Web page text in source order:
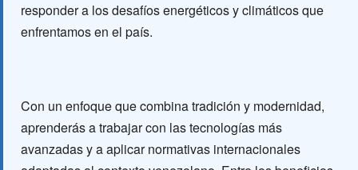
responder a los desafíos energéticos y climáticos que
enfrentamos en el país.
Con un enfoque que combina tradición y modernidad,
aprenderás a trabajar con las tecnologías más
avanzadas y a aplicar normativas internacionales